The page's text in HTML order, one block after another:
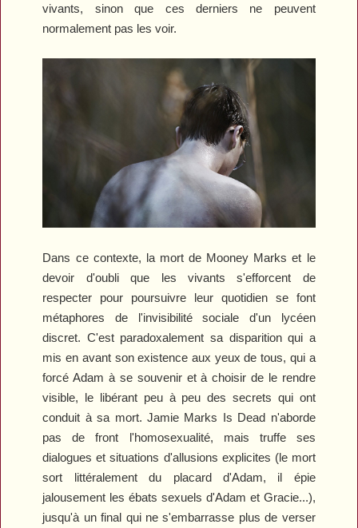
vivants, sinon que ces derniers ne peuvent
normalement pas les voir.
Dans ce contexte, la mort de Mooney Marks et le
devoir d'oubli que les vivants s'efforcent de
respecter pour poursuivre leur quotidien se font
métaphores de l'invisibilité sociale d'un lycéen
discret. C'est paradoxalement sa disparition qui a
mis en avant son existence aux yeux de tous, qui a
forcé Adam à se souvenir et à choisir de le rendre
visible, le libérant peu à peu des secrets qui ont
conduit à sa mort. Jamie Marks Is Dead n'aborde
pas de front l'homosexualité, mais truffe ses
dialogues et situations d'allusions explicites (le mort
sort littéralement du placard d'Adam, il épie
jalousement les ébats sexuels d'Adam et Gracie...),
jusqu'à un final qui ne s'embarrasse plus de verser